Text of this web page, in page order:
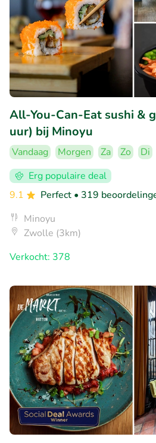
All-You-Can-Eat sushi &
uur) bij Minoyu
Vandaag Morgen Za Zo Di
Erg populaire deal
9.1
Perfect • 319
Minoyu
Zwolle (3km)
Verkocht: 378